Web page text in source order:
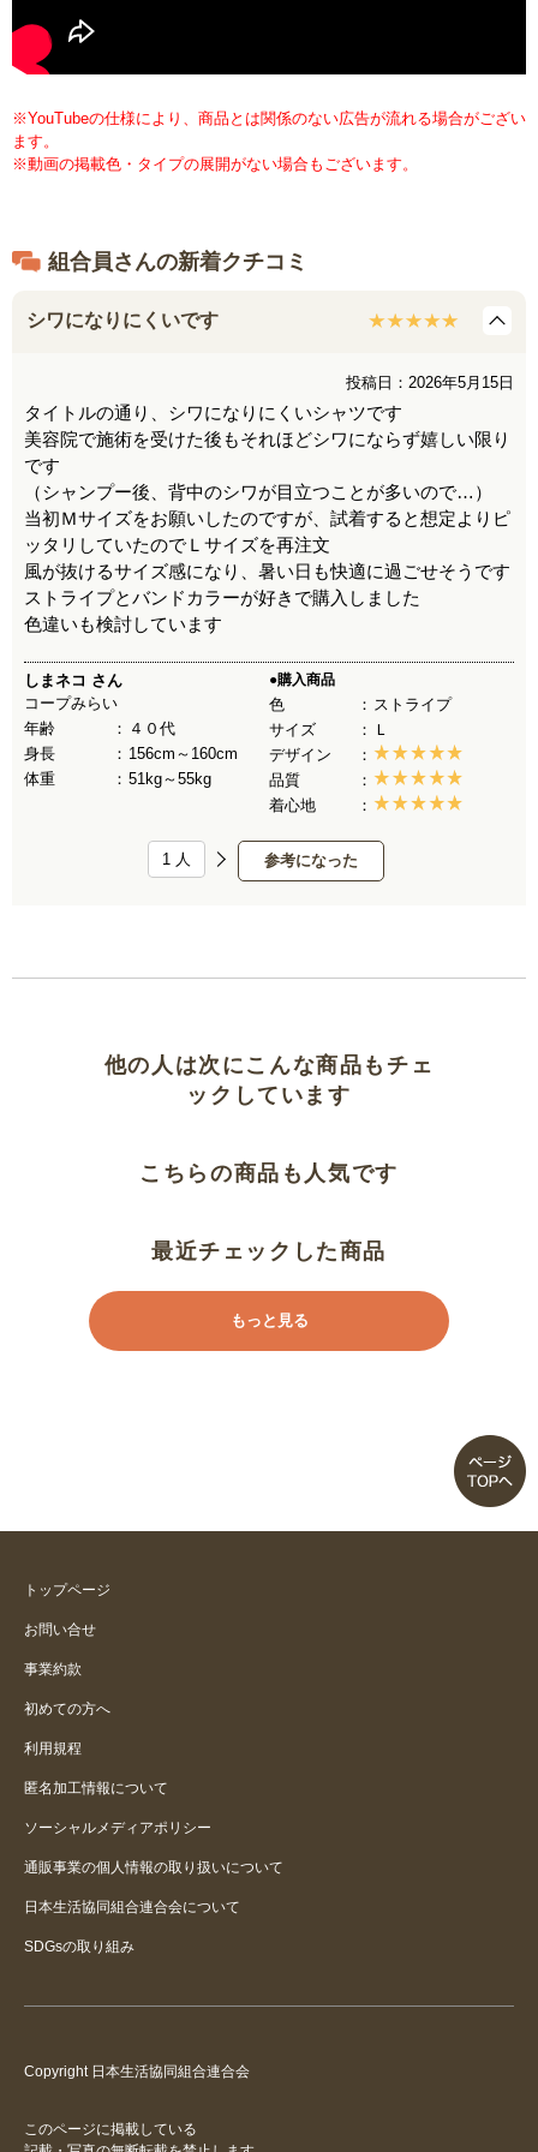
※YouTubeの仕様により、商品とは関係のない広告が流れる場合がござい
ます。
※動画の掲載色・タイプの展開がない場合もございます。
組合員さんの新着クチコミ
シワになりにくいです
投稿日：2026年5月15日
タイトルの通り、シワになりにくいシャツです
美容院で施術を受けた後もそれほどシワにならず嬉しい限り
です
（シャンプー後、背中のシワが目立つことが多いので…）
当初Ｍサイズをお願いしたのですが、試着すると想定よりピ
ッタリしていたのでＬサイズを再注文
風が抜けるサイズ感になり、暑い日も快適に過ごせそうです
ストライプとバンドカラーが好きで購入しました
色違いも検討しています
しまネコ さん
コープみらい
年齢
４０代
身長
156cm～160cm
体重
51kg～55kg
●購入商品
色
ストライプ
サイズ
Ｌ
デザイン
品質
着心地
参考になった
1 人
他の人は次にこんな商品もチェ
ックしています
こちらの商品も人気です
最近チェックした商品
もっと見る
トップページ
お問い合せ
事業約款
初めての方へ
利用規程
匿名加工情報について
ソーシャルメディアポリシー
通販事業の個人情報の取り扱いについて
日本生活協同組合連合会について
SDGsの取り組み
Copyright 日本生活協同組合連合会
このページに掲載している